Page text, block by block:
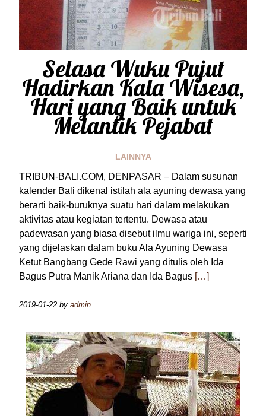
Selasa Wuku Pujut
Hadirkan Kala Wisesa,
Hari yang Baik untuk
Melantik Pejabat
LAINNYA
TRIBUN-BALI.COM, DENPASAR – Dalam susunan
kalender Bali dikenal istilah ala ayuning dewasa yang
berarti baik-buruknya suatu hari dalam melakukan
aktivitas atau kegiatan tertentu. Dewasa atau
padewasan yang biasa disebut ilmu wariga ini, seperti
yang dijelaskan dalam buku Ala Ayuning Dewasa
Ketut Bangbang Gede Rawi yang ditulis oleh Ida
Bagus Putra Manik Ariana dan Ida Bagus […]
2019-01-22 by admin